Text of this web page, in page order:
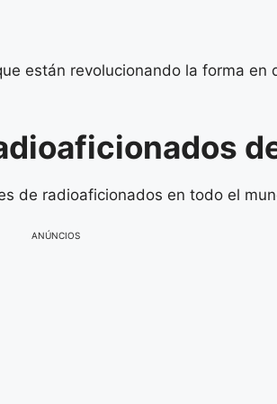
están revolucionando la forma
de radioaficionados en todo el
ANÚNCIOS